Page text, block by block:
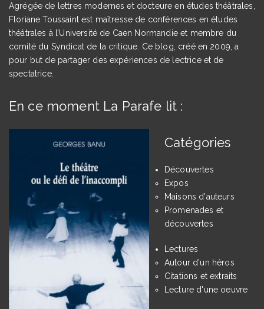
Agrégée de lettres modernes et docteure en études théâtrales,
Floriane Toussaint est maîtresse de conférences en études
théâtrales à l’Université de Caen Normandie et membre du
comité du Syndicat de la critique. Ce blog, créé en 2009, a
pour but de partager des expériences de lectrice et de
spectatrice.
En ce moment La Parafe lit :
Catégories
Découvertes
Expos
Maisons d'auteurs
Promenades et
découvertes
Lectures
Autour d'un héros
Citations et extraits
Lecture d'une oeuvre